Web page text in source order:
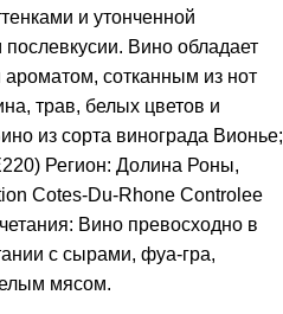
и утонченной
Вино обладает
сотканным из нот
трав, белых цветов и
из сорта винограда Вионье;
Регион: Долина Роны,
Cotes-Du-Rhone Controlee
Вино превосходно в
с сырами, фуа-гра,
мясом.